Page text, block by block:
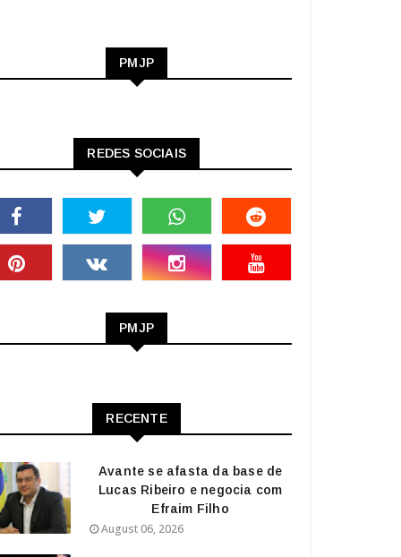
PMJP
REDES SOCIAIS
PMJP
RECENTE
Avante se afasta da base de
Lucas Ribeiro e negocia com
Efraim Filho
August 06, 2026